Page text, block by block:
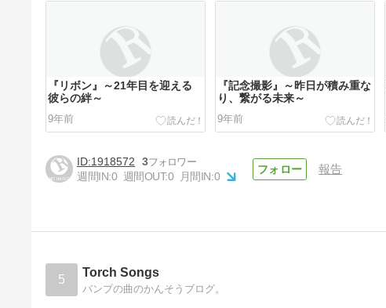
『リボン』～21年目を迎える
彼らの絆～
9年前
『記念撮影』～昨日が積み重な
り、繋がる未来～
9年前
1918572
3
週間IN:0 週間OUT:0 月間IN:0
報告
5 Torch Songs
バンプの曲のかんそうブログ。